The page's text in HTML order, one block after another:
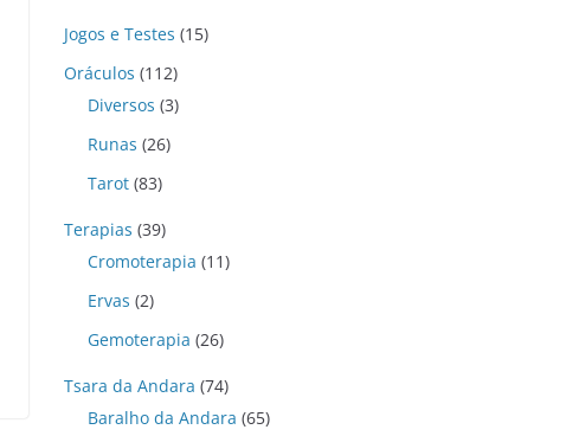
Jogos e Testes (15)
Oráculos (112)
Diversos (3)
Runas (26)
Tarot (83)
Terapias (39)
Cromoterapia (11)
Ervas (2)
Gemoterapia (26)
Tsara da Andara (74)
Baralho da Andara (65)